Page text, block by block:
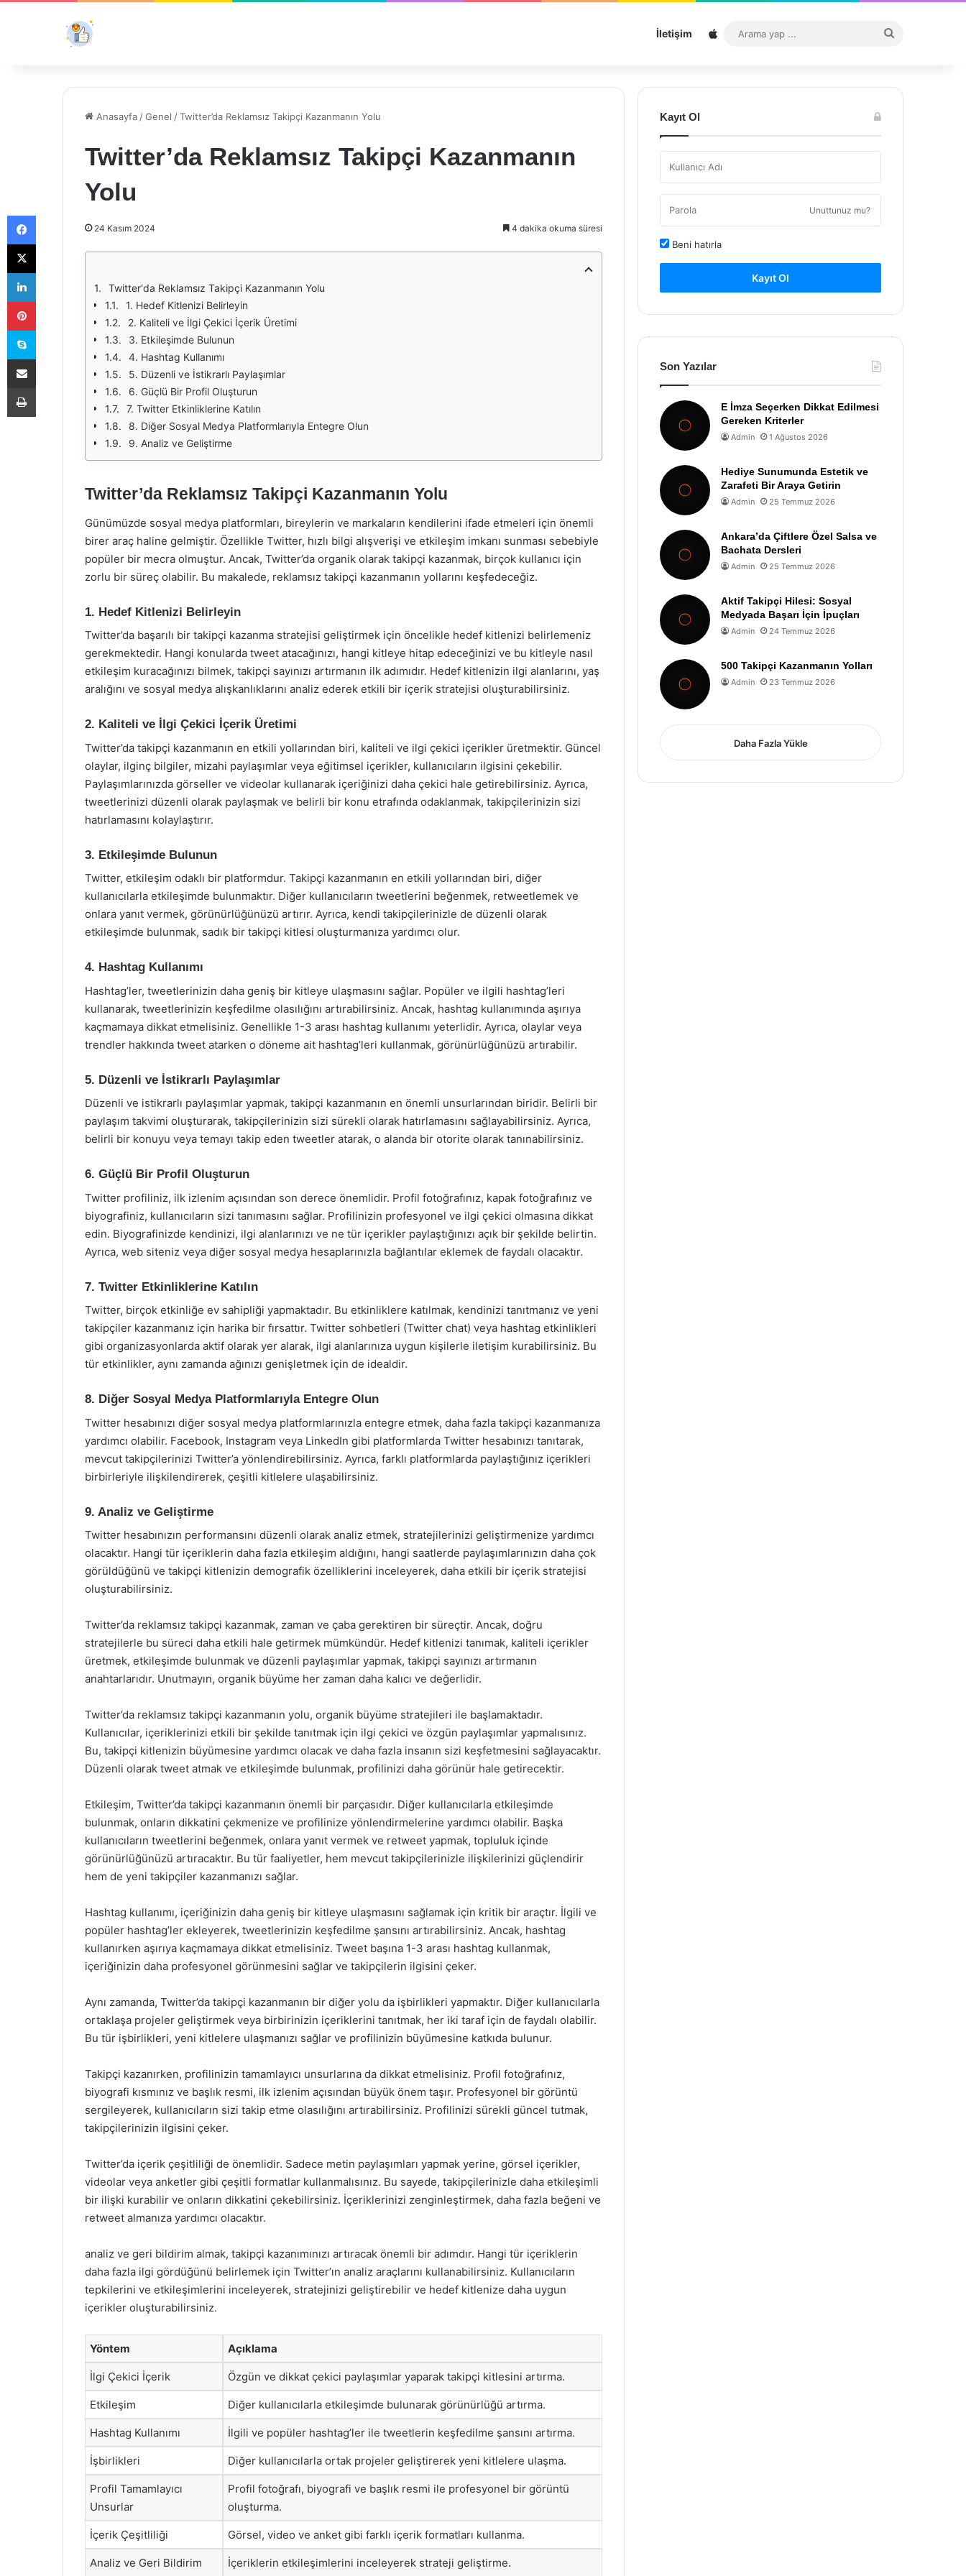
İletişim Sitemap
...
Anasayfa /Genel /Twitter’da Reklamsız Takipçi Kazanmanın Yolu
Twitter’da Reklamsız Takipçi Kazanmanın
Yolu
24 Kasım 2024 4 dakika okuma süresi
Twitter'da Reklamsız Takipçi Kazanmanın Yolu
1. Hedef Kitlenizi Belirleyin
2. Kaliteli ve İlgi Çekici İçerik Üretimi
3. Etkileşimde Bulunun
4. Hashtag Kullanımı
5. Düzenli ve İstikrarlı Paylaşımlar
6. Güçlü Bir Profil Oluşturun
7. Twitter Etkinliklerine Katılın
8. Diğer Sosyal Medya Platformlarıyla Entegre Olun
9. Analiz ve Geliştirme
Twitter’da Reklamsız Takipçi Kazanmanın Yolu
Günümüzde sosyal medya platformları, bireylerin ve markaların kendilerini ifade etmeleri için önemli
birer araç haline gelmiştir. Özellikle Twitter, hızlı bilgi alışverişi ve etkileşim imkanı sunması sebebiyle
popüler bir mecra olmuştur. Ancak, Twitter’da organik olarak takipçi kazanmak, birçok kullanıcı için
zorlu bir süreç olabilir. Bu makalede, reklamsız takipçi kazanmanın yollarını keşfedeceğiz.
1. Hedef Kitlenizi Belirleyin
Twitter’da başarılı bir takipçi kazanma stratejisi geliştirmek için öncelikle hedef kitlenizi belirlemeniz
gerekmektedir. Hangi konularda tweet atacağınızı, hangi kitleye hitap edeceğinizi ve bu kitleyle nasıl
etkileşim kuracağınızı bilmek, takipçi sayınızı artırmanın ilk adımıdır. Hedef kitlenizin ilgi alanlarını, yaş
aralığını ve sosyal medya alışkanlıklarını analiz ederek etkili bir içerik stratejisi oluşturabilirsiniz.
2. Kaliteli ve İlgi Çekici İçerik Üretimi
Twitter’da takipçi kazanmanın en etkili yollarından biri, kaliteli ve ilgi çekici içerikler üretmektir. Güncel
olaylar, ilginç bilgiler, mizahi paylaşımlar veya eğitimsel içerikler, kullanıcıların ilgisini çekebilir.
Paylaşımlarınızda görseller ve videolar kullanarak içeriğinizi daha çekici hale getirebilirsiniz. Ayrıca,
tweetlerinizi düzenli olarak paylaşmak ve belirli bir konu etrafında odaklanmak, takipçilerinizin sizi
hatırlamasını kolaylaştırır.
3. Etkileşimde Bulunun
Twitter, etkileşim odaklı bir platformdur. Takipçi kazanmanın en etkili yollarından biri, diğer
kullanıcılarla etkileşimde bulunmaktır. Diğer kullanıcıların tweetlerini beğenmek, retweetlemek ve
onlara yanıt vermek, görünürlüğünüzü artırır. Ayrıca, kendi takipçilerinizle de düzenli olarak
etkileşimde bulunmak, sadık bir takipçi kitlesi oluşturmanıza yardımcı olur.
4. Hashtag Kullanımı
Hashtag’ler, tweetlerinizin daha geniş bir kitleye ulaşmasını sağlar. Popüler ve ilgili hashtag’leri
kullanarak, tweetlerinizin keşfedilme olasılığını artırabilirsiniz. Ancak, hashtag kullanımında aşırıya
kaçmamaya dikkat etmelisiniz. Genellikle 1-3 arası hashtag kullanımı yeterlidir. Ayrıca, olaylar veya
trendler hakkında tweet atarken o döneme ait hashtag’leri kullanmak, görünürlüğünüzü artırabilir.
5. Düzenli ve İstikrarlı Paylaşımlar
Düzenli ve istikrarlı paylaşımlar yapmak, takipçi kazanmanın en önemli unsurlarından biridir. Belirli bir
paylaşım takvimi oluşturarak, takipçilerinizin sizi sürekli olarak hatırlamasını sağlayabilirsiniz. Ayrıca,
belirli bir konuyu veya temayı takip eden tweetler atarak, o alanda bir otorite olarak tanınabilirsiniz.
6. Güçlü Bir Profil Oluşturun
Twitter profiliniz, ilk izlenim açısından son derece önemlidir. Profil fotoğrafınız, kapak fotoğrafınız ve
biyografiniz, kullanıcıların sizi tanımasını sağlar. Profilinizin profesyonel ve ilgi çekici olmasına dikkat
edin. Biyografinizde kendinizi, ilgi alanlarınızı ve ne tür içerikler paylaştığınızı açık bir şekilde belirtin.
Ayrıca, web siteniz veya diğer sosyal medya hesaplarınızla bağlantılar eklemek de faydalı olacaktır.
7. Twitter Etkinliklerine Katılın
Twitter, birçok etkinliğe ev sahipliği yapmaktadır. Bu etkinliklere katılmak, kendinizi tanıtmanız ve yeni
takipçiler kazanmanız için harika bir fırsattır. Twitter sohbetleri (Twitter chat) veya hashtag etkinlikleri
gibi organizasyonlarda aktif olarak yer alarak, ilgi alanlarınıza uygun kişilerle iletişim kurabilirsiniz. Bu
tür etkinlikler, aynı zamanda ağınızı genişletmek için de idealdir.
8. Diğer Sosyal Medya Platformlarıyla Entegre Olun
Twitter hesabınızı diğer sosyal medya platformlarınızla entegre etmek, daha fazla takipçi kazanmanıza
yardımcı olabilir. Facebook, Instagram veya LinkedIn gibi platformlarda Twitter hesabınızı tanıtarak,
mevcut takipçilerinizi Twitter’a yönlendirebilirsiniz. Ayrıca, farklı platformlarda paylaştığınız içerikleri
birbirleriyle ilişkilendirerek, çeşitli kitlelere ulaşabilirsiniz.
9. Analiz ve Geliştirme
Twitter hesabınızın performansını düzenli olarak analiz etmek, stratejilerinizi geliştirmenize yardımcı
olacaktır. Hangi tür içeriklerin daha fazla etkileşim aldığını, hangi saatlerde paylaşımlarınızın daha çok
görüldüğünü ve takipçi kitlenizin demografik özelliklerini inceleyerek, daha etkili bir içerik stratejisi
oluşturabilirsiniz.
Twitter’da reklamsız takipçi kazanmak, zaman ve çaba gerektiren bir süreçtir. Ancak, doğru
stratejilerle bu süreci daha etkili hale getirmek mümkündür. Hedef kitlenizi tanımak, kaliteli içerikler
üretmek, etkileşimde bulunmak ve düzenli paylaşımlar yapmak, takipçi sayınızı artırmanın
anahtarlarıdır. Unutmayın, organik büyüme her zaman daha kalıcı ve değerlidir.
Twitter’da reklamsız takipçi kazanmanın yolu, organik büyüme stratejileri ile başlamaktadır.
Kullanıcılar, içeriklerinizi etkili bir şekilde tanıtmak için ilgi çekici ve özgün paylaşımlar yapmalısınız.
Bu, takipçi kitlenizin büyümesine yardımcı olacak ve daha fazla insanın sizi keşfetmesini sağlayacaktır.
Düzenli olarak tweet atmak ve etkileşimde bulunmak, profilinizi daha görünür hale getirecektir.
Etkileşim, Twitter’da takipçi kazanmanın önemli bir parçasıdır. Diğer kullanıcılarla etkileşimde
bulunmak, onların dikkatini çekmenize ve profilinize yönlendirmelerine yardımcı olabilir. Başka
kullanıcıların tweetlerini beğenmek, onlara yanıt vermek ve retweet yapmak, topluluk içinde
görünürlüğünüzü artıracaktır. Bu tür faaliyetler, hem mevcut takipçilerinizle ilişkilerinizi güçlendirir
hem de yeni takipçiler kazanmanızı sağlar.
Hashtag kullanımı, içeriğinizin daha geniş bir kitleye ulaşmasını sağlamak için kritik bir araçtır. İlgili ve
popüler hashtag’ler ekleyerek, tweetlerinizin keşfedilme şansını artırabilirsiniz. Ancak, hashtag
kullanırken aşırıya kaçmamaya dikkat etmelisiniz. Tweet başına 1-3 arası hashtag kullanmak,
içeriğinizin daha profesyonel görünmesini sağlar ve takipçilerin ilgisini çeker.
Aynı zamanda, Twitter’da takipçi kazanmanın bir diğer yolu da işbirlikleri yapmaktır. Diğer kullanıcılarla
ortaklaşa projeler geliştirmek veya birbirinizin içeriklerini tanıtmak, her iki taraf için de faydalı olabilir.
Bu tür işbirlikleri, yeni kitlelere ulaşmanızı sağlar ve profilinizin büyümesine katkıda bulunur.
Takipçi kazanırken, profilinizin tamamlayıcı unsurlarına da dikkat etmelisiniz. Profil fotoğrafınız,
biyografi kısmınız ve başlık resmi, ilk izlenim açısından büyük önem taşır. Profesyonel bir görüntü
sergileyerek, kullanıcıların sizi takip etme olasılığını artırabilirsiniz. Profilinizi sürekli güncel tutmak,
takipçilerinizin ilgisini çeker.
Twitter’da içerik çeşitliliği de önemlidir. Sadece metin paylaşımları yapmak yerine, görsel içerikler,
videolar veya anketler gibi çeşitli formatlar kullanmalısınız. Bu sayede, takipçilerinizle daha etkileşimli
bir ilişki kurabilir ve onların dikkatini çekebilirsiniz. İçeriklerinizi zenginleştirmek, daha fazla beğeni ve
retweet almanıza yardımcı olacaktır.
analiz ve geri bildirim almak, takipçi kazanımınızı artıracak önemli bir adımdır. Hangi tür içeriklerin
daha fazla ilgi gördüğünü belirlemek için Twitter’ın analiz araçlarını kullanabilirsiniz. Kullanıcıların
tepkilerini ve etkileşimlerini inceleyerek, stratejinizi geliştirebilir ve hedef kitlenize daha uygun
içerikler oluşturabilirsiniz.
Yöntem Açıklama
İlgi Çekici İçerik Özgün ve dikkat çekici paylaşımlar yaparak takipçi kitlesini artırma.
Etkileşim Diğer kullanıcılarla etkileşimde bulunarak görünürlüğü artırma.
Hashtag Kullanımı İlgili ve popüler hashtag’ler ile tweetlerin keşfedilme şansını artırma.
İşbirlikleri Diğer kullanıcılarla ortak projeler geliştirerek yeni kitlelere ulaşma.
Profil Tamamlayıcı
Unsurlar
Profil fotoğrafı, biyografi ve başlık resmi ile profesyonel bir görüntü
oluşturma.
İçerik Çeşitliliği Görsel, video ve anket gibi farklı içerik formatları kullanma.
Analiz ve Geri Bildirim İçeriklerin etkileşimlerini inceleyerek strateji geliştirme.
Kayıt Ol
Unuttunuz mu?
Beni hatırla
Kayıt Ol
Son Yazılar
E İmza Seçerken Dikkat Edilmesi
Gereken Kriterler
Admin 1 Ağustos 2026
Hediye Sunumunda Estetik ve
Zarafeti Bir Araya Getirin
Admin 25 Temmuz 2026
Ankara’da Çiftlere Özel Salsa ve
Bachata Dersleri
Admin 25 Temmuz 2026
Aktif Takipçi Hilesi: Sosyal
Medyada Başarı İçin İpuçları
Admin 24 Temmuz 2026
500 Takipçi Kazanmanın Yolları
Admin 23 Temmuz 2026
Daha Fazla Yükle
Facebook
X
LinkedIn
Pinterest
Skype
E-Posta ile paylaş